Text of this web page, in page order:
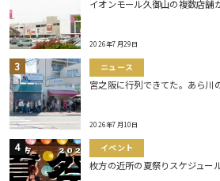
イオンモール久御山の複数店舗
2026年7月29日
ニュース
宮之阪に行列できてた。あら川
2026年7月10日
イベント
枚方の近所の夏祭りスケジュー